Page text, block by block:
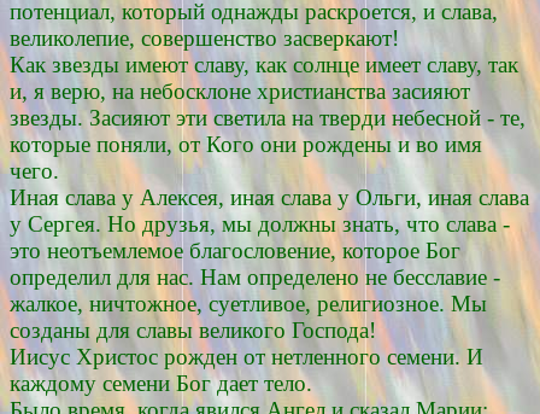
потенциал, который однажды раскроется, и слава,
великолепие, совершенство засверкают!
Как звезды имеют славу, как солнце имеет славу, так
и, я верю, на небосклоне христианства засияют
звезды. Засияют эти светила на тверди небесной - те,
которые поняли, от Кого они рождены и во имя
чего.
Иная слава у Алексея, иная слава у Ольги, иная слава
у Сергея. Но друзья, мы должны знать, что слава -
это неотъемлемое благословение, которое Бог
определил для нас. Нам определено не бесславие -
жалкое, ничтожное, суетливое, религиозное. Мы
созданы для славы великого Господа!
Иисус Христос рожден от нетленного семени. И
каждому семени Бог дает тело.